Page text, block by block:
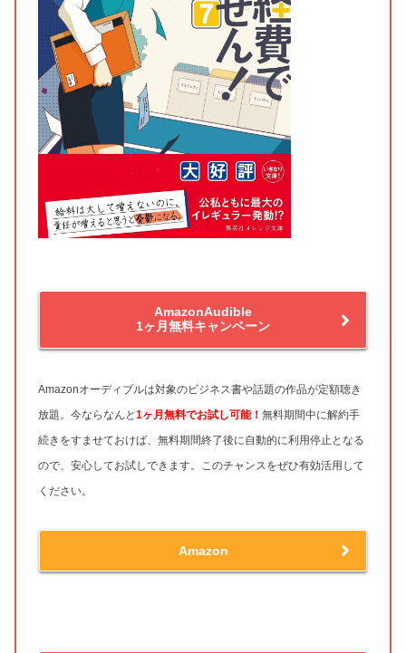
AmazonAudible
1ヶ月無料キャンペーン
Amazonオーディブルは対象のビジネス書や話題の作品が定額聴き
放題。今ならなんと 1ヶ月無料でお試し可能！ 無料期間中に解約手
続きをすませておけば、無料期間終了後に自動的に利用停止となる
ので、安心してお試しできます。このチャンスをぜひ有効活用して
ください。
Amazon